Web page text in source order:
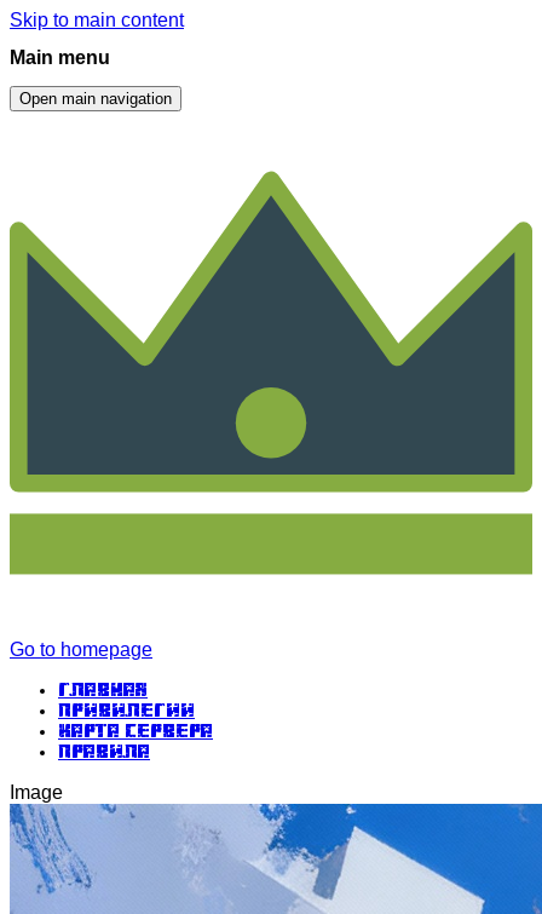
Skip to main content
Main menu
Open main navigation
Go to homepage
Главная
Привилегии
Карта сервера
Правила
Image